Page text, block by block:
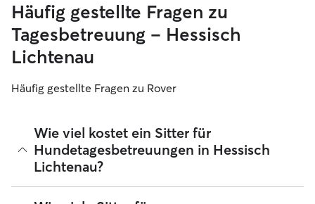
Häufig gestellte Fragen zu
Tagesbetreuung – Hessisch
Lichtenau
Häufig gestellte Fragen zu Rover
Wie viel kostet ein Sitter für
Hundetagesbetreuungen in Hessisch
Lichtenau?